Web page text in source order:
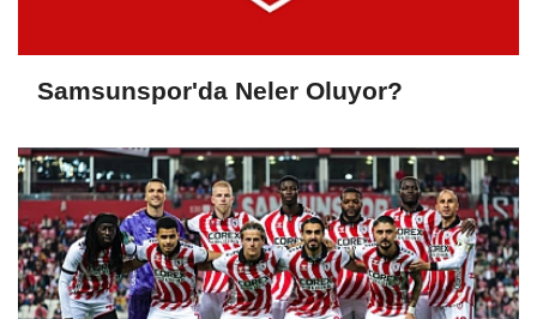
Samsunspor'da Neler Oluyor?